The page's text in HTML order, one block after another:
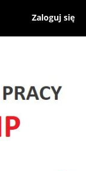
Zaloguj się